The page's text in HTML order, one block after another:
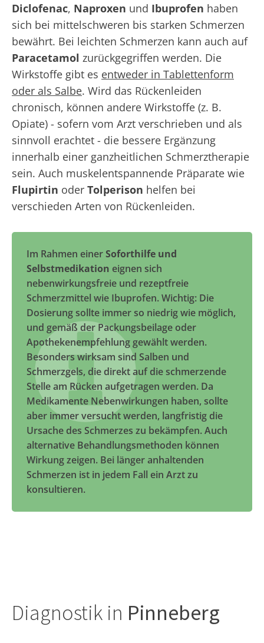
Diclofenac, Naproxen und Ibuprofen haben
sich bei mittelschweren bis starken Schmerzen
bewährt. Bei leichten Schmerzen kann auch auf
Paracetamol zurückgegriffen werden. Die
Wirkstoffe gibt es entweder in Tablettenform
oder als Salbe. Wird das Rückenleiden
chronisch, können andere Wirkstoffe (z. B.
Opiate) - sofern vom Arzt verschrieben und als
sinnvoll erachtet - die bessere Ergänzung
innerhalb einer ganzheitlichen Schmerztherapie
sein. Auch muskelentspannende Präparate wie
Flupirtin oder Tolperison helfen bei
verschieden Arten von Rückenleiden.
Im Rahmen einerSoforthilfe und
Selbstmedikation eignen sich
nebenwirkungsfreie und rezeptfreie
Schmerzmittel wie Ibuprofen. Wichtig: Die
Dosierung sollte immer so niedrig wie möglich,
und gemäß der Packungsbeilage oder
Apothekenempfehlung gewählt werden.
Besonders wirksam sind Salben und
Schmerzgels, die direkt auf die schmerzende
Stelle am Rücken aufgetragen werden. Da
Medikamente Nebenwirkungen haben, sollte
aber immer versucht werden, langfristig die
Ursache des Schmerzes zu bekämpfen. Auch
alternative Behandlungsmethoden können
Wirkung zeigen. Bei länger anhaltenden
Schmerzen ist in jedem Fall ein Arzt zu
konsultieren.
Diagnostik in Pinneberg